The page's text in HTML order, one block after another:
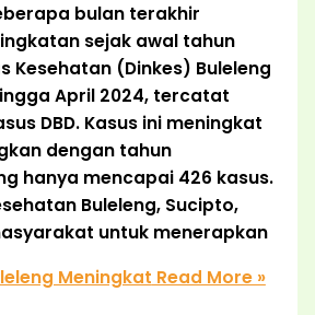
bulan terakhir
sejak awal tahun
Kesehatan (Dinkes) Buleleng
April 2024, tercatat
DBD. Kasus ini meningkat
dengan tahun
hanya mencapai 426 kasus.
Buleleng, Sucipto,
untuk menerapkan
Meningkat Read More »